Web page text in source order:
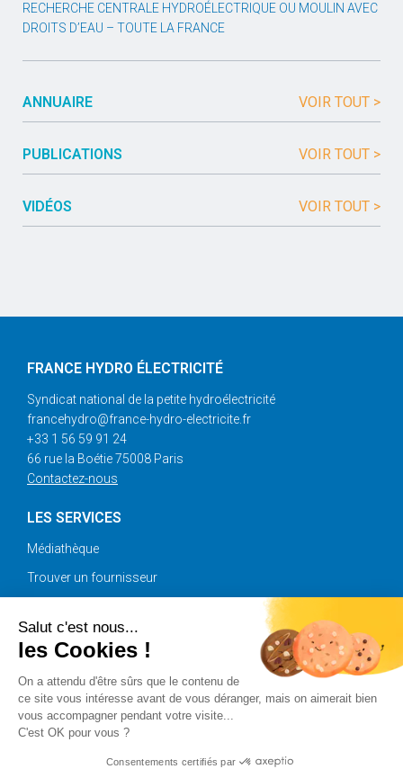
RECHERCHE CENTRALE HYDROÉLECTRIQUE OU MOULIN AVEC
DROITS D’EAU – TOUTE LA FRANCE
ANNUAIRE VOIR TOUT >
PUBLICATIONS VOIR TOUT >
VIDÉOS VOIR TOUT >
FRANCE HYDRO ÉLECTRICITÉ
Syndicat national de la petite hydroélectricité
francehydro@france-hydro-electricite.fr
+33 1 56 59 91 24
66 rue la Boétie 75008 Paris
Contactez-nous
LES SERVICES
Médiathèque
Trouver un fournisseur
SUIVEZ-NOUS
Copyright © 2025 France Hydro Electricité |
Mentions légales
Crédits
Salut c'est nous...
les Cookies !
On a attendu d'être sûrs que le contenu de
ce site vous intéresse avant de vous déranger, mais on aimerait bien
vous accompagner pendant votre visite...
C'est OK pour vous ?
Consentements certifiés par